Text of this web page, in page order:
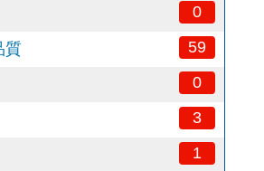
0
質 59
0
3
1